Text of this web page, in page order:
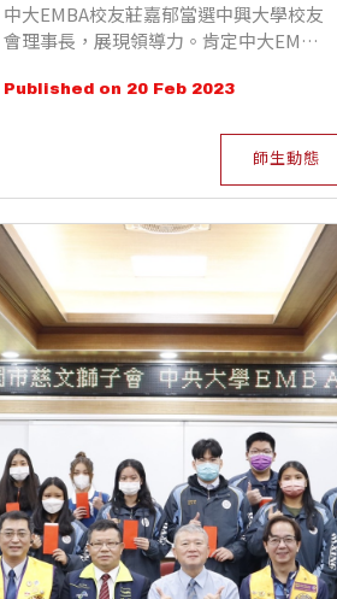
中大EMBA校友莊嘉郁當選中興大學校友
會理事長，展現領導力。肯定中大EMBA
異表現。
Published on 20 Feb 2023
師生動態